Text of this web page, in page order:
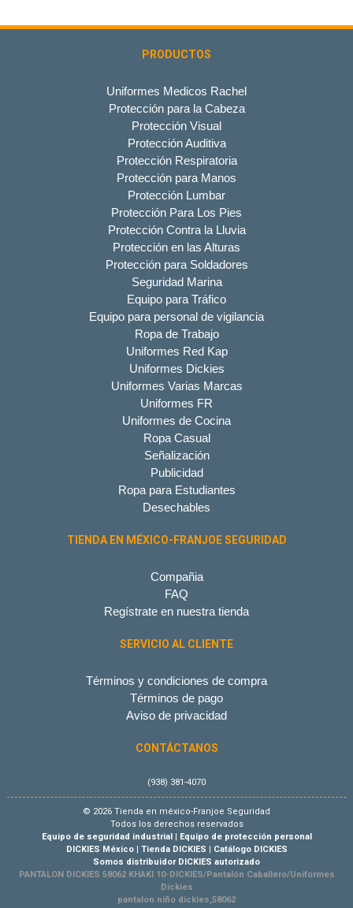
PRODUCTOS
Uniformes Medicos Rachel
Protección para la Cabeza
Protección Visual
Protección Auditiva
Protección Respiratoria
Protección para Manos
Protección Lumbar
Protección Para Los Pies
Protección Contra la Lluvia
Protección en las Alturas
Protección para Soldadores
Seguridad Marina
Equipo para Tráfico
Equipo para personal de vigilancia
Ropa de Trabajo
Uniformes Red Kap
Uniformes Dickies
Uniformes Varias Marcas
Uniformes FR
Uniformes de Cocina
Ropa Casual
Señalización
Publicidad
Ropa para Estudiantes
Desechables
TIENDA EN MÉXICO-FRANJOE SEGURIDAD
Compañia
FAQ
Regístrate en nuestra tienda
SERVICIO AL CLIENTE
Términos y condiciones de compra
Términos de pago
Aviso de privacidad
CONTÁCTANOS
(938) 381-4070
© 2026 Tienda en méxico-Franjoe Seguridad
Todos los derechos reservados
Equipo de seguridad industrial| Equipo de protección personal
DICKIES México| Tienda DICKIES | Catálogo DICKIES
Somos distribuidor DICKIES autorizado
PANTALON DICKIES 58062 KHAKI 10-DICKIES/Pantalón Caballero/Uniformes
Dickies
pantalon niño dickies,58062